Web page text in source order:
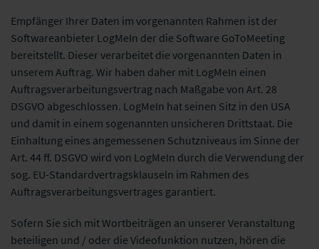
Empfänger Ihrer Daten im vorgenannten Rahmen ist der
Softwareanbieter LogMeIn der die Software GoToMeeting
bereitstellt. Dieser verarbeitet die vorgenannten Daten in
unserem Auftrag. Wir haben daher mit LogMeIn einen
Auftragsverarbeitungsvertrag nach Maßgabe von Art. 28
DSGVO abgeschlossen. LogMeIn hat seinen Sitz in den USA
und damit in einem sogenannten unsicheren Drittstaat. Die
Einhaltung eines angemessenen Schutzniveaus im Sinne der
Art. 44 ff. DSGVO wird von LogMeIn durch die Verwendung der
sog. EU-Standardvertragsklauseln im Rahmen des
Auftragsverarbeitungsvertrages garantiert.
Sofern Sie sich mit Wortbeiträgen an unserer Veranstaltung
beteiligen und / oder die Videofunktion nutzen, hören die